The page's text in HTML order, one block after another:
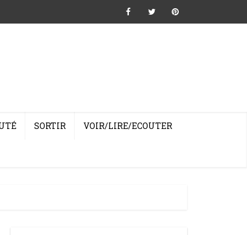
SORTIR VOIR/LIRE/ECOUTER